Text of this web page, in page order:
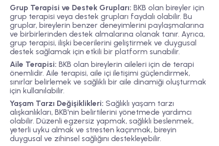
Grup Terapisi ve Destek Grupları: BKB olan bireyler için
grup terapisi veya destek grupları faydalı olabilir. Bu
gruplar, bireylerin benzer deneyimlerini paylaşmalarına
ve birbirlerinden destek almalarına olanak tanır. Ayrıca,
grup terapisi, ilişki becerilerini geliştirmek ve duygusal
destek sağlamak için etkili bir platform sunabilir.
Aile Terapisi: BKB olan bireylerin aileleri için de terapi
önemlidir. Aile terapisi, aile içi iletişimi güçlendirmek,
sınırlar belirlemek ve sağlıklı bir aile dinamiği oluşturmak
için kullanılabilir.
Yaşam Tarzı Değişiklikleri: Sağlıklı yaşam tarzı
alışkanlıkları, BKB'nin belirtilerini yönetmede yardımcı
olabilir. Düzenli egzersiz yapmak, sağlıklı beslenmek,
yeterli uyku almak ve stresten kaçınmak, bireyin
duygusal ve zihinsel sağlığını destekleyebilir.